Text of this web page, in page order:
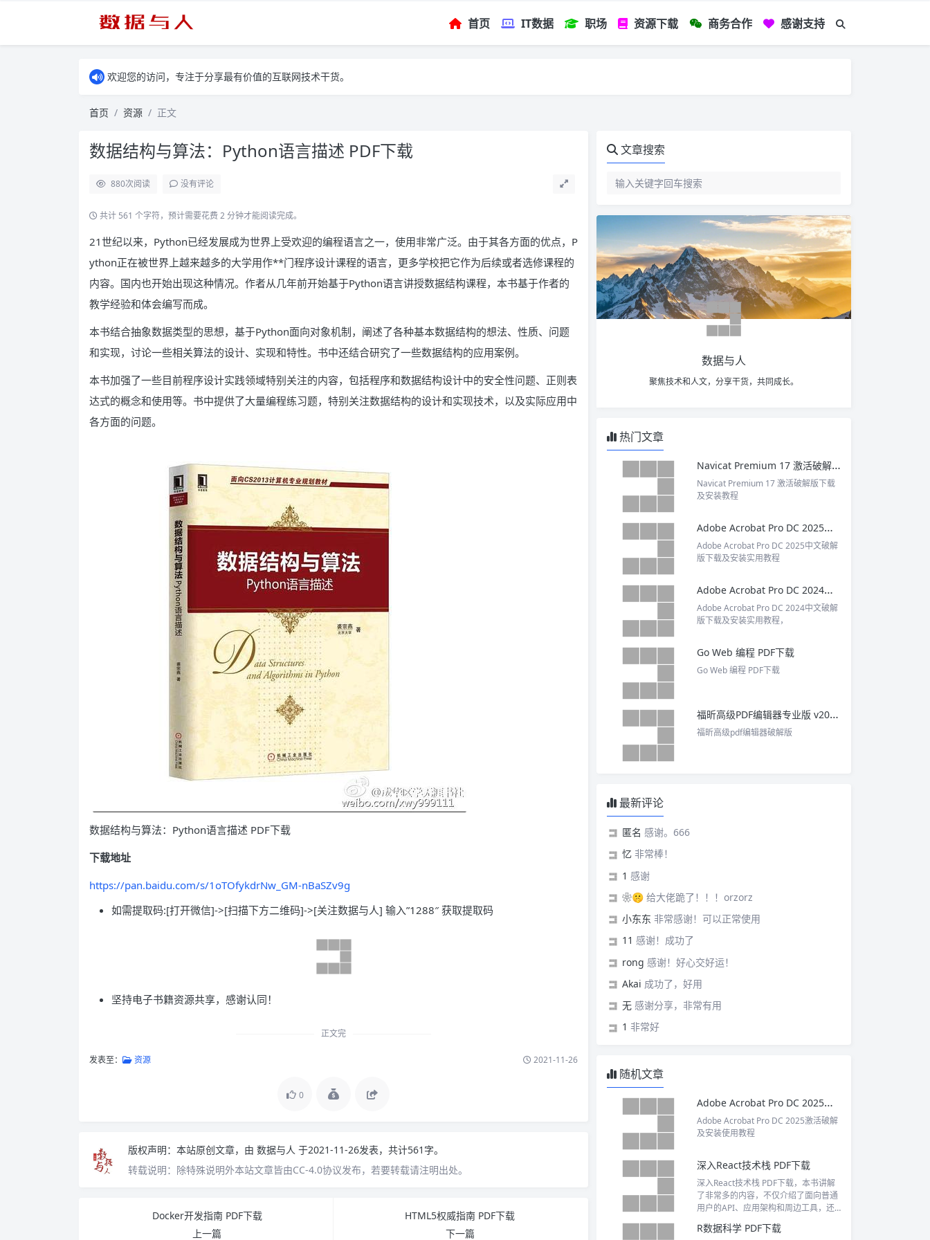
首页 IT数据 职场 资源下载 商务合作 感谢支持
欢迎您的访问，专注于分享最有价值的互联网技术干货。
首页 资源 正文
数据结构与算法：Python语言描述 PDF下载
880次阅读 没有评论
共计 561 个字符，预计需要花费 2 分钟才能阅读完成。
21世纪以来，Python已经发展成为世界上受欢迎的编程语言之一，使用非常广泛。由于其各方面的优点，P
ython正在被世界上越来越多的大学用作**门程序设计课程的语言，更多学校把它作为后续或者选修课程的
内容。国内也开始出现这种情况。作者从几年前开始基于Python语言讲授数据结构课程，本书基于作者的
教学经验和体会编写而成。
本书结合抽象数据类型的思想，基于Python面向对象机制，阐述了各种基本数据结构的想法、性质、问题
和实现，讨论一些相关算法的设计、实现和特性。书中还结合研究了一些数据结构的应用案例。
本书加强了一些目前程序设计实践领域特别关注的内容，包括程序和数据结构设计中的安全性问题、正则表
达式的概念和使用等。书中提供了大量编程练习题，特别关注数据结构的设计和实现技术，以及实际应用中
各方面的问题。
数据结构与算法：Python语言描述 PDF下载
下载地址
https://pan.baidu.com/s/1oTOfykdrNw_GM-nBaSZv9g
如需提取码:[打开微信]->[扫描下方二维码]->[关注数据与人] 输入”1288″ 获取提取码
坚持电子书籍资源共享，感谢认同！
正文完
发表至： 资源 2021-11-26
0
版权声明： 本站原创文章，由 数据与人 于2021-11-26发表，共计561字。
转载说明： 除特殊说明外本站文章皆由CC-4.0协议发布，若要转载请注明出处。
Docker开发指南 PDF下载
上一篇
HTML5权威指南 PDF下载
下一篇
文章搜索
数据与人
聚焦技术和人文，分享干货，共同成长。
热门文章
Navicat Premium 17 激活破解版下载及安装教程
Navicat Premium 17 激活破解版下载
及安装教程
Adobe Acrobat Pro DC 2025中文破解版下载及安装实用教程
Adobe Acrobat Pro DC 2025中文破解
版下载及安装实用教程
Adobe Acrobat Pro DC 2024中文破解版下载及安装实用教程
Adobe Acrobat Pro DC 2024中文破解
版下载及安装实用教程，
Go Web 编程 PDF下载
Go Web 编程 PDF下载
福昕高级PDF编辑器专业版 v2025 中文激活版
福昕高级pdf编辑器破解版
最新评论
匿名 感谢。666
忆 非常棒！
1 感谢
❀🤫 给大佬跪了！！！orzorz
小东东 非常感谢！可以正常使用
11 感谢！成功了
rong 感谢！好心交好运！
Akai 成功了，好用
无 感谢分享，非常有用
1 非常好
随机文章
Adobe Acrobat Pro DC 2025激活破解及安装使用教程
Adobe Acrobat Pro DC 2025激活破解
及安装使用教程
深入React技术栈 PDF下载
深入React技术栈 PDF下载，本书讲解
了非常多的内容，不仅介绍了面向普通
用户的API、应用架构和周边工具，还
重视实战，每一节都有实际的例子，细
R数据科学 PDF下载